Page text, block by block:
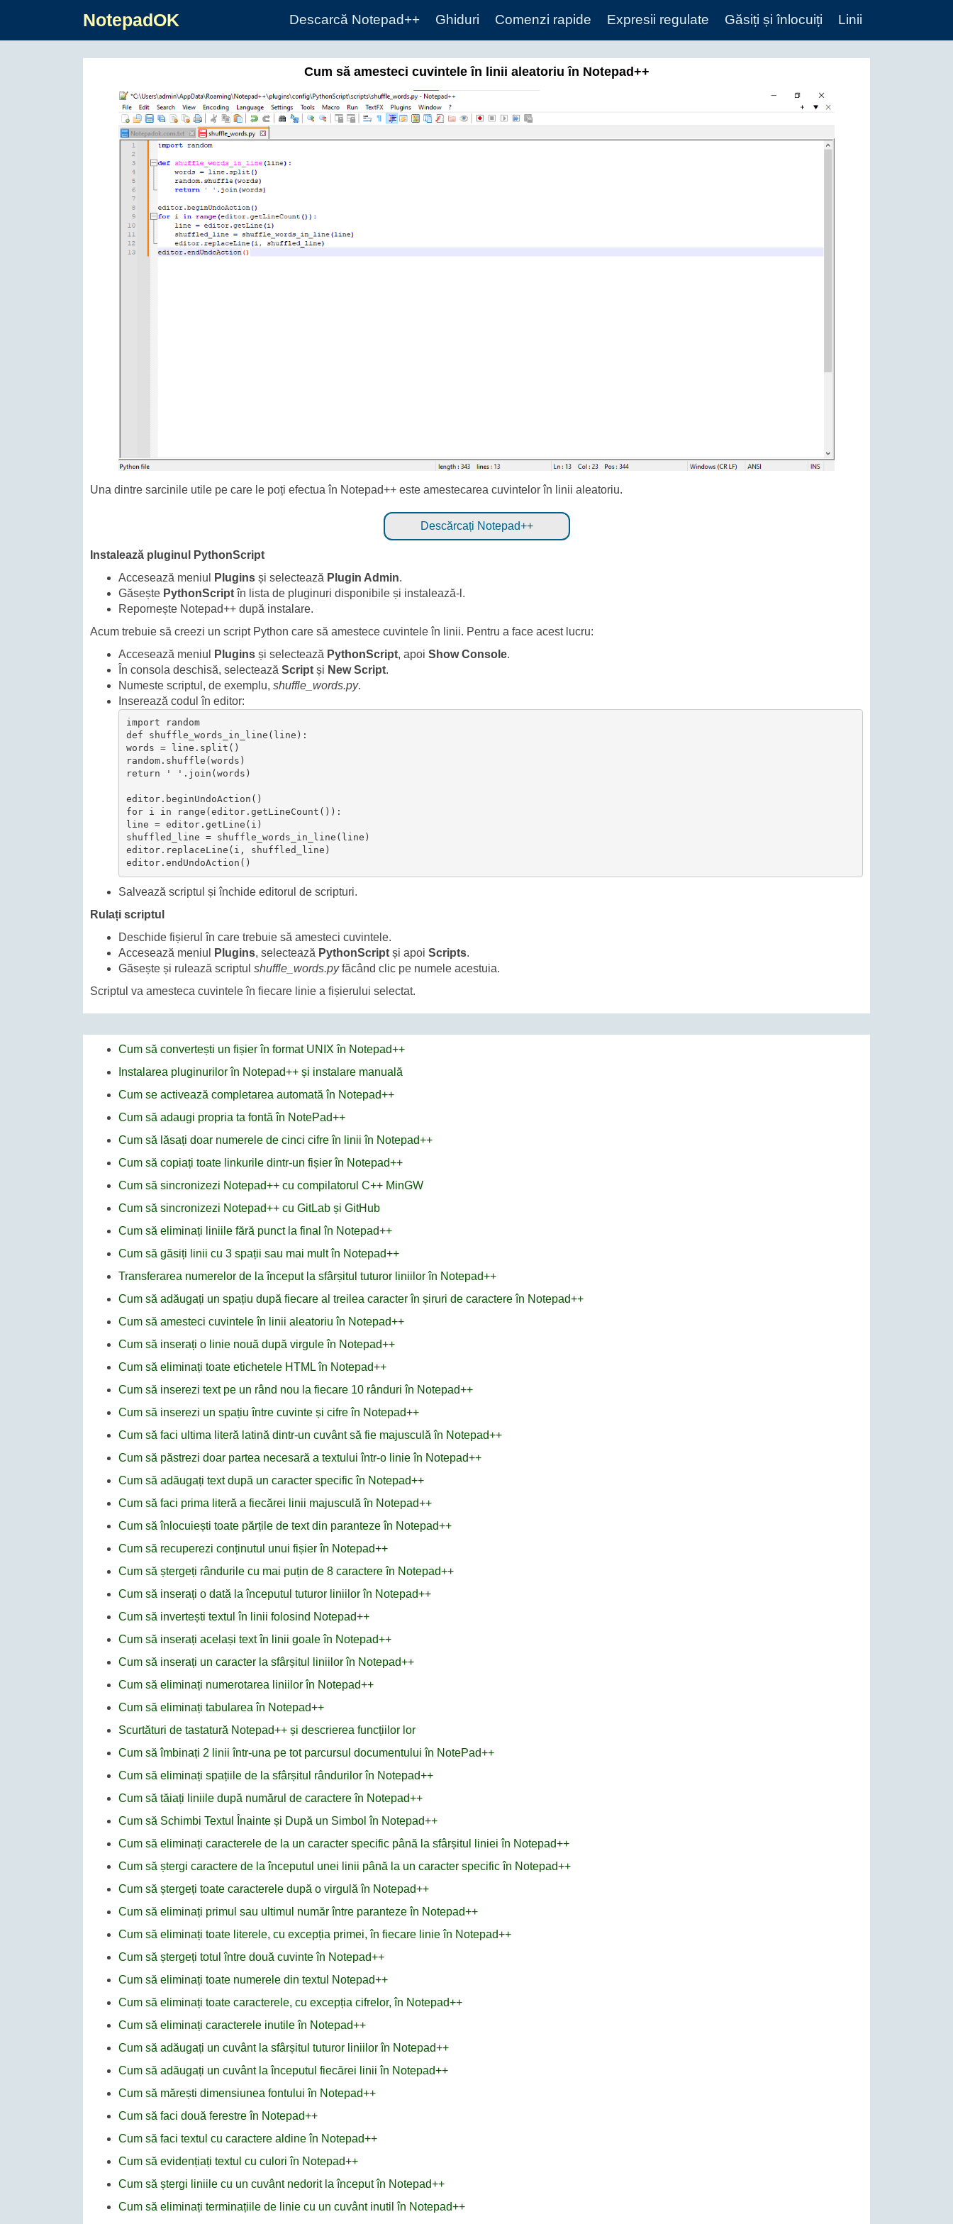
NotepadOK Descarcă Notepad++ Ghiduri Comenzi rapide Expresii regulate Găsiți și înlocuiți Linii
Cum să amesteci cuvintele în linii aleatoriu în Notepad++
Una dintre sarcinile utile pe care le poți efectua în Notepad++ este amestecarea cuvintelor în linii aleatoriu.
Descărcați Notepad++
Instalează pluginul PythonScript
Accesează meniul
Plugins și selectează Plugin Admin.
Găsește PythonScriptîn lista de pluginuri disponibile și instalează-l.
Repornește Notepad++ după instalare.
Acum trebuie să creezi un script Python care să amestece cuvintele în linii. Pentru a face acest lucru:
Accesează meniul
Plugins și selectează PythonScript, apoi Show Console.
În consola deschisă, selectează Script și New Script.
Numeste scriptul, de exemplu, shuffle_words.py.
Inserează codul în editor:
import random
def shuffle_words_in_line(line):
words = line.split()
random.shuffle(words)
return ' '.join(words)
editor.beginUndoAction()
for i in range(editor.getLineCount()):
line = editor.getLine(i)
shuffled_line = shuffle_words_in_line(line)
editor.replaceLine(i, shuffled_line)
editor.endUndoAction()
Salvează scriptul și închide editorul de scripturi.
Rulați scriptul
Deschide fișierul în care trebuie să amesteci cuvintele.
Accesează meniul
Plugins, selectează PythonScript și apoi Scripts.
Găsește și rulează scriptul shuffle_words.pyfăcând clic pe numele acestuia.
Scriptul va amesteca cuvintele în fiecare linie a fișierului selectat.
Cum să convertești un fișier în format UNIX în Notepad++
Instalarea pluginurilor în Notepad++ și instalare manuală
Cum se activează completarea automată în Notepad++
Cum să adaugi propria ta fontă în NotePad++
Cum să lăsați doar numerele de cinci cifre în linii în Notepad++
Cum să copiați toate linkurile dintr-un fișier în Notepad++
Cum să sincronizezi Notepad++ cu compilatorul C++ MinGW
Cum să sincronizezi Notepad++ cu GitLab și GitHub
Cum să eliminați liniile fără punct la final în Notepad++
Cum să găsiți linii cu 3 spații sau mai mult în Notepad++
Transferarea numerelor de la început la sfârșitul tuturor liniilor în Notepad++
Cum să adăugați un spațiu după fiecare al treilea caracter în șiruri de caractere în Notepad++
Cum să amesteci cuvintele în linii aleatoriu în Notepad++
Cum să inserați o linie nouă după virgule în Notepad++
Cum să eliminați toate etichetele HTML în Notepad++
Cum să inserezi text pe un rând nou la fiecare 10 rânduri în Notepad++
Cum să inserezi un spațiu între cuvinte și cifre în Notepad++
Cum să faci ultima literă latină dintr-un cuvânt să fie majusculă în Notepad++
Cum să păstrezi doar partea necesară a textului într-o linie în Notepad++
Cum să adăugați text după un caracter specific în Notepad++
Cum să faci prima literă a fiecărei linii majusculă în Notepad++
Cum să înlocuiești toate părțile de text din paranteze în Notepad++
Cum să recuperezi conținutul unui fișier în Notepad++
Cum să ștergeți rândurile cu mai puțin de 8 caractere în Notepad++
Cum să inserați o dată la începutul tuturor liniilor în Notepad++
Cum să invertești textul în linii folosind Notepad++
Cum să inserați același text în linii goale în Notepad++
Cum să inserați un caracter la sfârșitul liniilor în Notepad++
Cum să eliminați numerotarea liniilor în Notepad++
Cum să eliminați tabularea în Notepad++
Scurtături de tastatură Notepad++ și descrierea funcțiilor lor
Cum să îmbinați 2 linii într-una pe tot parcursul documentului în NotePad++
Cum să eliminați spațiile de la sfârșitul rândurilor în Notepad++
Cum să tăiați liniile după numărul de caractere în Notepad++
Cum să Schimbi Textul Înainte și După un Simbol în Notepad++
Cum să eliminați caracterele de la un caracter specific până la sfârșitul liniei în Notepad++
Cum să ștergi caractere de la începutul unei linii până la un caracter specific în Notepad++
Cum să ștergeți toate caracterele după o virgulă în Notepad++
Cum să eliminați primul sau ultimul număr între paranteze în Notepad++
Cum să eliminați toate literele, cu excepția primei, în fiecare linie în Notepad++
Cum să ștergeți totul între două cuvinte în Notepad++
Cum să eliminați toate numerele din textul Notepad++
Cum să eliminați toate caracterele, cu excepția cifrelor, în Notepad++
Cum să eliminați caracterele inutile în Notepad++
Cum să adăugați un cuvânt la sfârșitul tuturor liniilor în Notepad++
Cum să adăugați un cuvânt la începutul fiecărei linii în Notepad++
Cum să mărești dimensiunea fontului în Notepad++
Cum să faci două ferestre în Notepad++
Cum să faci textul cu caractere aldine în Notepad++
Cum să evidențiați textul cu culori în Notepad++
Cum să ștergi liniile cu un cuvânt nedorit la început în Notepad++
Cum să eliminați terminațiile de linie cu un cuvânt inutil în Notepad++